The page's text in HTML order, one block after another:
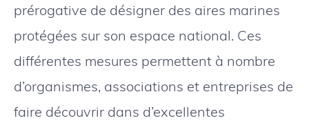
prérogative de désigner des aires marines
protégées sur son espace national. Ces
différentes mesures permettent à nombre
d’organismes, associations et entreprises de
faire découvrir dans d’excellentes